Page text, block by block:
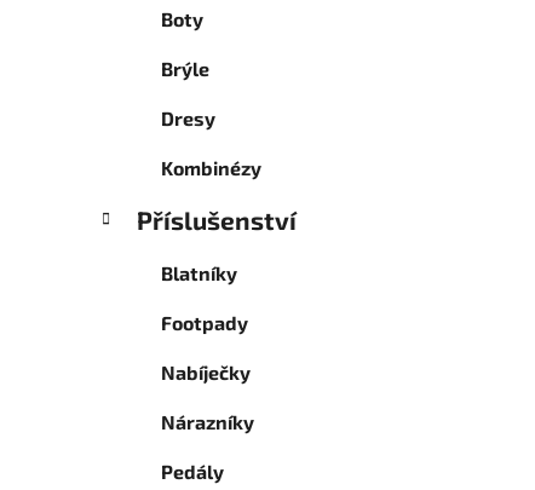
Boty
Brýle
Dresy
Kombinézy
Příslušenství
Blatníky
Footpady
Nabíječky
Nárazníky
Pedály